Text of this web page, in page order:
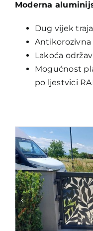
Moderna
Dug vijek
Antikorozivna
Lakoća
Mogućnost
po ljestvici